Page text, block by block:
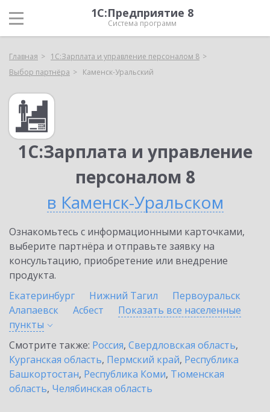
1С:Предприятие 8
Система программ
Главная
1С:Зарплата и управление персоналом 8
Выбор партнёра
Каменск-Уральский
1С:Зарплата и управление
персоналом 8
в Каменск-Уральском
Ознакомьтесь с информационными карточками,
выберите партнёра и отправьте заявку на
консультацию, приобретение или внедрение
продукта.
Екатеринбург
Нижний Тагил
Первоуральск
Алапаевск
Асбест
Показать все населенные
пункты
Смотрите также: Россия, Свердловская область,
Курганская область, Пермский край, Республика
Башкортостан, Республика Коми, Тюменская
область, Челябинская область